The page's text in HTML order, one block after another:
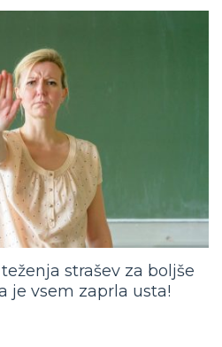
strašev za boljše
je vsem zaprla usta!